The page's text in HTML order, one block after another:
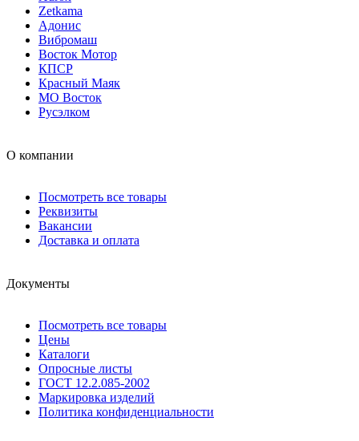
Zetkama
Адонис
Вибромаш
Восток Мотор
КПСР
Красный Маяк
МО Восток
Русэлком
О компании
Посмотреть все товары
Реквизиты
Вакансии
Доставка и оплата
Документы
Посмотреть все товары
Цены
Каталоги
Опросные листы
ГОСТ 12.2.085-2002
Маркировка изделий
Политика конфиденциальности